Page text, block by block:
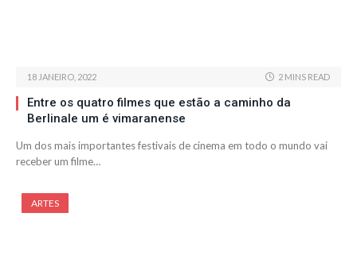
18 JANEIRO, 2022 2 MINS READ
Entre os quatro filmes que estão a caminho da
Berlinale um é vimaranense
Um dos mais importantes festivais de cinema em todo o mundo vai
receber um filme…
ARTES